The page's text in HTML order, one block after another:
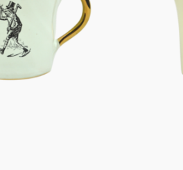
Berliner Duft
Einzelstücke